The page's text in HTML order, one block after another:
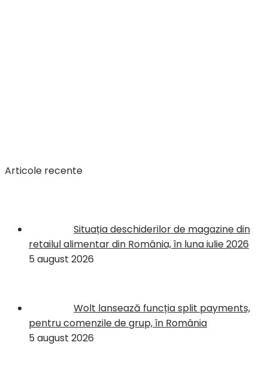
Articole recente
Situația deschiderilor de magazine din
retailul alimentar din România, în luna iulie 2026
5 august 2026
Wolt lansează funcția split payments,
pentru comenzile de grup, în România
5 august 2026